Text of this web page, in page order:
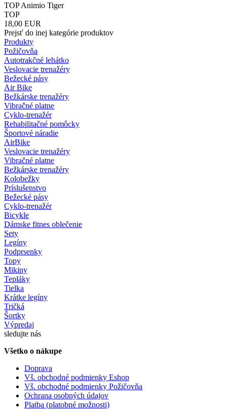
TOP Animio Tiger
TOP
18,00 EUR
Prejsť do inej kategórie produktov
Produkty
Požičovňa
Autotrakčné lehátko
Veslovacie trenažéry
Bežecké pásy
Air Bike
Bežkárske trenažéry
Vibračné platne
Cyklo-trenažér
Rehabilitačné pomôcky
Športové náradie
AirBike
Veslovacie trenažéry
Vibračné platne
Bežkárske trenažéry
Kolobežky
Príslušenstvo
Bežecké pásy
Cyklo-trenažér
Bicykle
Dámske fitnes oblečenie
Sety
Legíny
Podprsenky
Topy
Mikiny
Tepláky
Tielka
Krátke legíny
Tričká
Šortky
Výpredaj
sledujte nás
Všetko o nákupe
Doprava
Vš. obchodné podmienky Eshop
Vš. obchodné podmienky Požičovňa
Ochrana osobných údajov
Platba (platobné možnosti)